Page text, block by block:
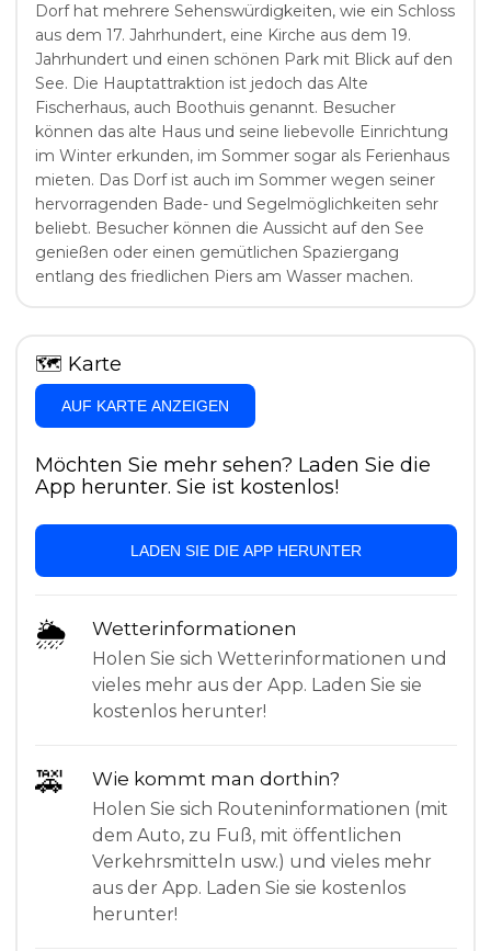
Dorf hat mehrere Sehenswürdigkeiten, wie ein Schloss
aus dem 17. Jahrhundert, eine Kirche aus dem 19.
Jahrhundert und einen schönen Park mit Blick auf den
See. Die Hauptattraktion ist jedoch das Alte
Fischerhaus, auch Boothuis genannt. Besucher
können das alte Haus und seine liebevolle Einrichtung
im Winter erkunden, im Sommer sogar als Ferienhaus
mieten. Das Dorf ist auch im Sommer wegen seiner
hervorragenden Bade- und Segelmöglichkeiten sehr
beliebt. Besucher können die Aussicht auf den See
genießen oder einen gemütlichen Spaziergang
entlang des friedlichen Piers am Wasser machen.
🗺 Karte
AUF KARTE ANZEIGEN
Möchten Sie mehr sehen? Laden Sie die
App herunter. Sie ist kostenlos!
LADEN SIE DIE APP HERUNTER
🌦 Wetterinformationen
Holen Sie sich Wetterinformationen und
vieles mehr aus der App. Laden Sie sie
kostenlos herunter!
🚕 Wie kommt man dorthin?
Holen Sie sich Routeninformationen (mit
dem Auto, zu Fuß, mit öffentlichen
Verkehrsmitteln usw.) und vieles mehr
aus der App. Laden Sie sie kostenlos
herunter!